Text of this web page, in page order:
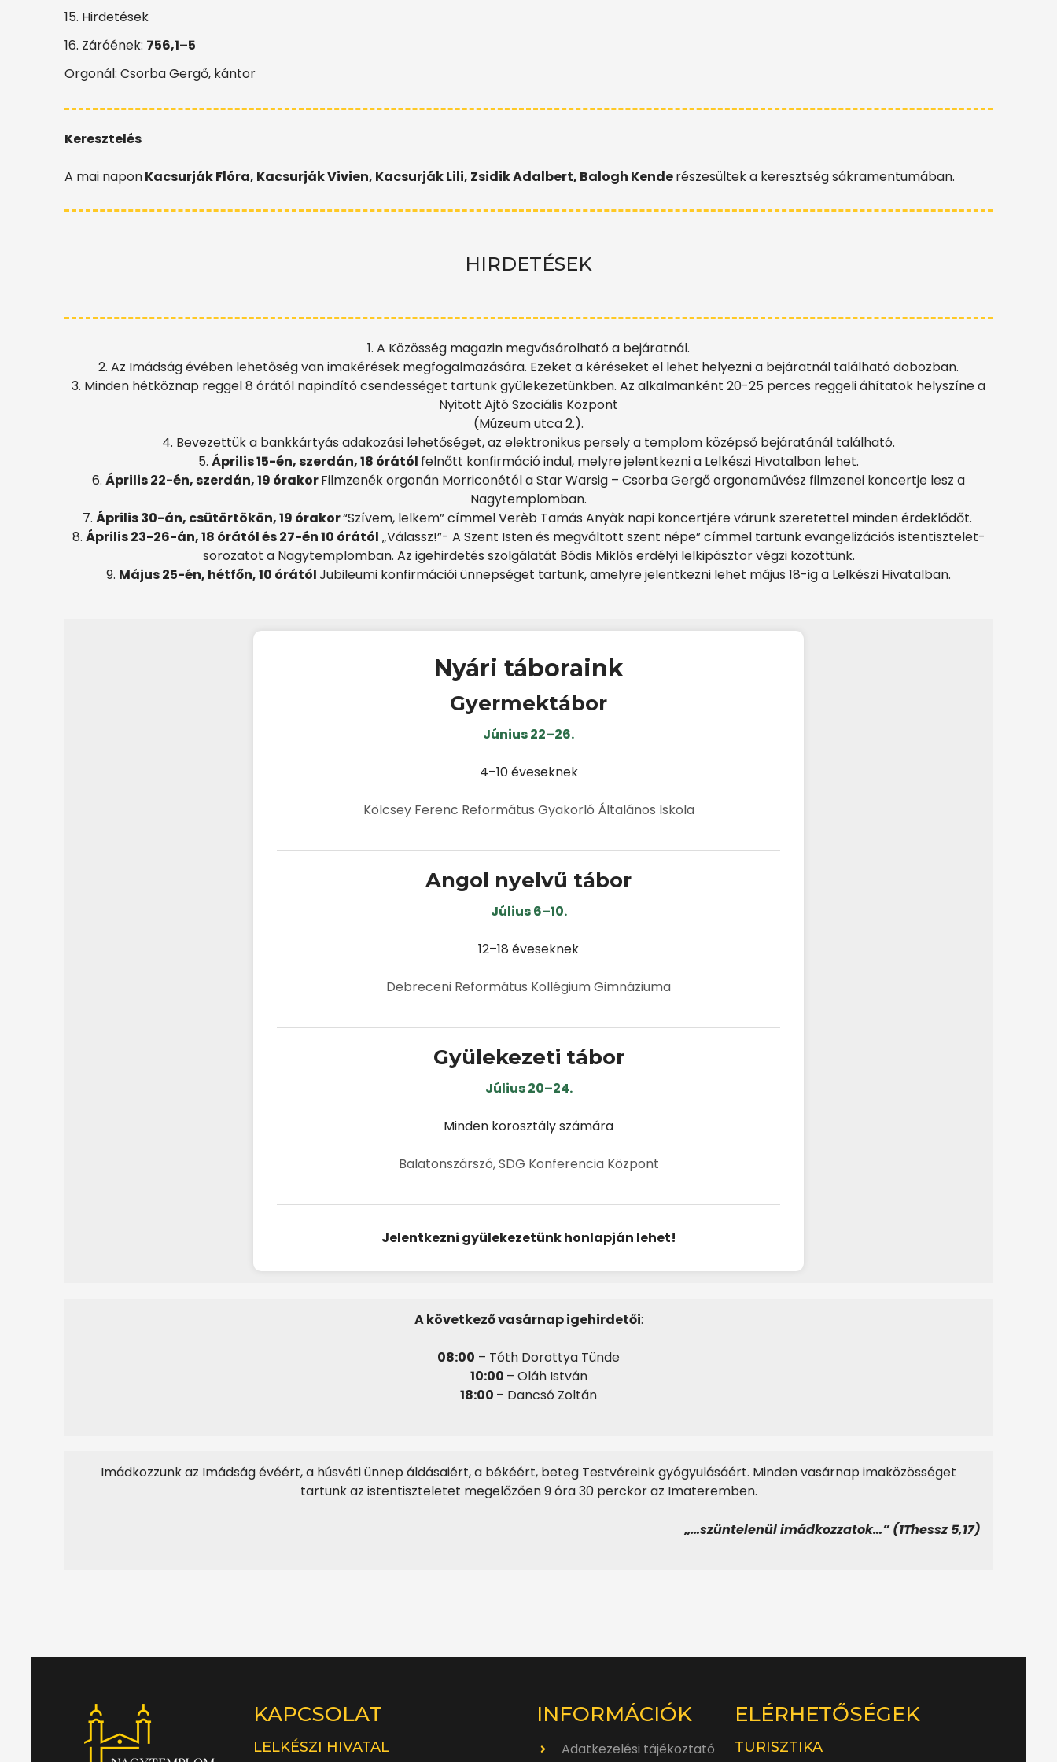
15. Hirdetések
16. Záróének: 756,1–5
Orgonál: Csorba Gergő, kántor
Keresztelés
A mai naponKacsurják Flóra, Kacsurják Vivien, Kacsurják Lili, Zsidik Adalbert, Balogh Kenderészesültek a keresztség sákramentumában.
HIRDETÉSEK
1. A Közösség magazin megvásárolható a bejáratnál.
2. Az Imádság évében lehetőség van imakérések megfogalmazására. Ezeket a kéréseket el lehet helyezni a bejáratnál található dobozban.
3. Minden hétköznap reggel 8 órától napindító csendességet tartunk gyülekezetünkben. Az alkalmanként 20-25 perces reggeli áhítatok helyszíne a
Nyitott Ajtó Szociális Központ
(Múzeum utca 2.).
4. Bevezettük a bankkártyás adakozási lehetőséget, az elektronikus persely a templom középső bejáratánál található.
5. Április 15-én, szerdán, 18 órától felnőtt konfirmáció indul, melyre jelentkezni a Lelkészi Hivatalban lehet.
6. Április 22-én, szerdán, 19 órakorFilmzenék orgonán Morriconétól a Star Warsig – Csorba Gergő orgonaművész filmzenei koncertje lesz a
Nagytemplomban.
7. Április 30-án, csütörtökön, 19 órakor“Szívem, lelkem” címmel Verèb Tamás Anyàk napi koncertjére várunk szeretettel minden érdeklődőt.
8. Április 23-26-án, 18 órától és 27-én 10 órától „Válassz!”- A Szent Isten és megváltott szent népe” címmel tartunk evangelizációs istentisztelet-
sorozatot a Nagytemplomban. Az igehirdetés szolgálatát Bódis Miklós erdélyi lelkipásztor végzi közöttünk.
9. Május 25-én, hétfőn, 10 órátólJubileumi konfirmációi ünnepséget tartunk, amelyre jelentkezni lehet május 18-ig a Lelkészi Hivatalban.
Nyári táboraink
Gyermektábor
Június 22–26.
4–10 éveseknek
Kölcsey Ferenc Református Gyakorló Általános Iskola
Angol nyelvű tábor
Július 6–10.
12–18 éveseknek
Debreceni Református Kollégium Gimnáziuma
Gyülekezeti tábor
Július 20–24.
Minden korosztály számára
Balatonszárszó, SDG Konferencia Központ
Jelentkezni gyülekezetünk honlapján lehet!
A következő vasárnap igehirdetői:
08:00 – Tóth Dorottya Tünde
10:00 – Oláh István
18:00 – Dancsó Zoltán
Imádkozzunk az Imádság évéért, a húsvéti ünnep áldásaiért, a békéért, beteg Testvéreinkgyógyulásáért. Minden vasárnap imaközösséget
tartunk az istentiszteletet megelőzően 9 óra 30 perckor az Imateremben.
„…szüntelenül imádkozzatok…” (1Thessz 5,17)
KAPCSOLAT
LELKÉSZI HIVATAL
INFORMÁCIÓK
Adatkezelési tájékoztató
ELÉRHETŐSÉGEK
TURISZTIKA